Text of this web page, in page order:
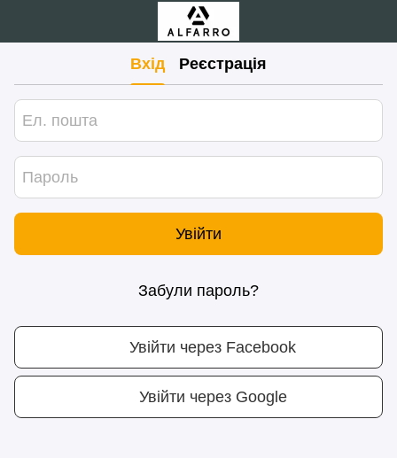
Вхід Реєстрація
Увійти
Забули пароль?
Увійти через Facebook
Увійти через Google